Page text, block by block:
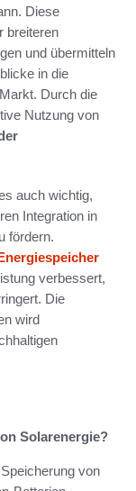
Diese
breiteren
und übermitteln
in die
Durch die
Nutzung von
auch wichtig,
Integration in
fördern.
verbessert,
Die
wird
Solarenergie?
von